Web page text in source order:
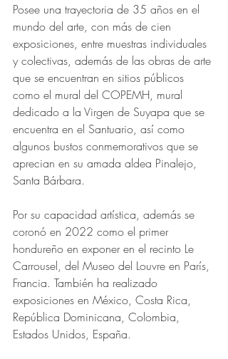
Posee una trayectoria de 35 años en el
mundo del arte, con más de cien
exposiciones, entre muestras individuales
y colectivas, además de las obras de arte
que se encuentran en sitios públicos
como el mural del COPEMH, mural
dedicado a la Virgen de Suyapa que se
encuentra en el Santuario, así como
algunos bustos conmemorativos que se
aprecian en su amada aldea Pinalejo,
Santa Bárbara.
Por su capacidad artística, además se
coronó en 2022 como el primer
hondureño en exponer en el recinto Le
Carrousel, del Museo del Louvre en París,
Francia. También ha realizado
exposiciones en México, Costa Rica,
República Dominicana, Colombia,
Estados Unidos, España.